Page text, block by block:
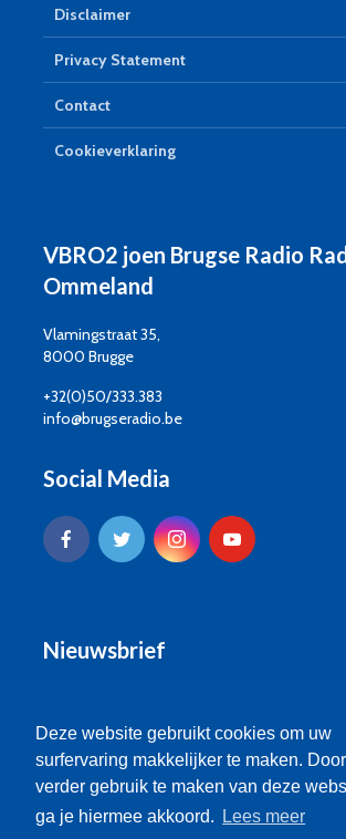
Deze website gebruikt cookies om uw
surfervaring makkelijker te maken. Door
verder gebruik te maken van deze
ga je hiermee akkoord.
Lees meer
Disclaimer
Privacy Statement
Contact
Cookieverklaring
VBRO2 joen Brugse Radio
Ommeland
Vlamingstraat 35,
8000 Brugge
+32(0)50/333.383
info@brugseradio.be
Social Media
Nieuwsbrief